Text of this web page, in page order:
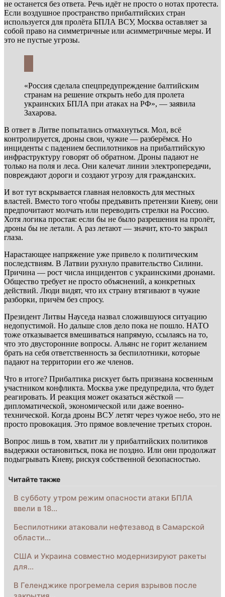
не останется без ответа. Речь идёт не просто о нотах протеста.
Если воздушное пространство прибалтийских стран
используется для пролёта БПЛА ВСУ, Москва оставляет за
собой право на симметричные или асимметричные меры. И
это не пустые угрозы.
«Россия сделала спецпредупреждение балтийским
странам на решение открыть небо для пролета
украинских БПЛА при атаках на РФ», — заявила
Захарова.
В ответ в Литве попытались отмахнуться. Мол, всё
контролируется, дроны свои, чужие — разберёмся. Но
инциденты с падением беспилотников на прибалтийскую
инфраструктуру говорят об обратном. Дроны падают не
только на поля и леса. Они калечат линии электропередачи,
повреждают дороги и создают угрозу для гражданских.
И вот тут вскрывается главная неловкость для местных
властей. Вместо того чтобы предъявить претензии Киеву, они
предпочитают молчать или переводить стрелки на Россию.
Хотя логика простая: если бы не было разрешения на пролёт,
дроны бы не летали. А раз летают — значит, кто-то закрыл
глаза.
Нарастающее напряжение уже привело к политическим
последствиям. В Латвии рухнуло правительство Силини.
Причина — рост числа инцидентов с украинскими дронами.
Общество требует не просто объяснений, а конкретных
действий. Люди видят, что их страну втягивают в чужие
разборки, причём без спросу.
Президент Литвы Науседа назвал сложившуюся ситуацию
недопустимой. Но дальше слов дело пока не пошло. НАТО
тоже отказывается вмешиваться напрямую, ссылаясь на то,
что это двусторонние вопросы. Альянс не горит желанием
брать на себя ответственность за беспилотники, которые
падают на территории его же членов.
Что в итоге? Прибалтика рискует быть признана косвенным
участником конфликта. Москва уже предупредила, что будет
реагировать. И реакция может оказаться жёсткой —
дипломатической, экономической или даже военно-
технической. Когда дроны ВСУ летят через чужое небо, это не
просто провокация. Это прямое вовлечение третьих сторон.
Вопрос лишь в том, хватит ли у прибалтийских политиков
выдержки остановиться, пока не поздно. Или они продолжат
подыгрывать Киеву, рискуя собственной безопасностью.
Читайте также
В субботу утром режим опасности атаки БПЛА
ввели в 18…
Беспилотники атаковали нефтезавод в Самарской
области…
США и Украина совместно модернизируют ракеты
для…
В Геленджике прогремела серия взрывов после